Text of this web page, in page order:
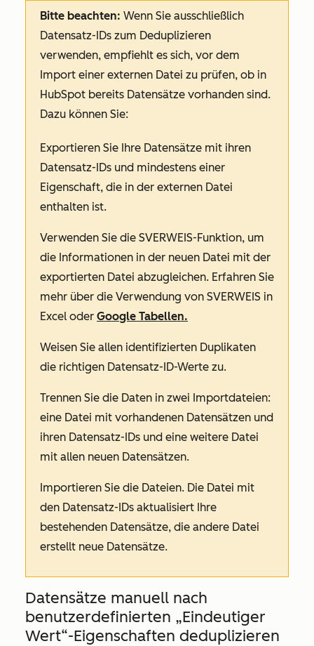
Bitte beachten: Wenn Sie ausschließlich
Datensatz-IDs zum Deduplizieren
verwenden, empfiehlt es sich, vor dem
Import einer externen Datei zu prüfen, ob in
HubSpot bereits Datensätze vorhanden sind.
Dazu können Sie:
Exportieren Sie Ihre Datensätze mit ihren
Datensatz-IDs und mindestens einer
Eigenschaft, die in der externen Datei
enthalten ist.
Verwenden Sie die SVERWEIS-Funktion, um
die Informationen in der neuen Datei mit der
exportierten Datei abzugleichen. Erfahren Sie
mehr über die Verwendung von SVERWEIS in
Excel oder Google Tabellen.
Weisen Sie allen identifizierten Duplikaten
die richtigen Datensatz-ID-Werte zu.
Trennen Sie die Daten in zwei Importdateien:
eine Datei mit vorhandenen Datensätzen und
ihren Datensatz-IDs und eine weitere Datei
mit allen neuen Datensätzen.
Importieren Sie die Dateien. Die Datei mit
den Datensatz-IDs aktualisiert Ihre
bestehenden Datensätze, die andere Datei
erstellt neue Datensätze.
Datensätze manuell nach
benutzerdefinierten „Eindeutiger
Wert“-Eigenschaften deduplizieren